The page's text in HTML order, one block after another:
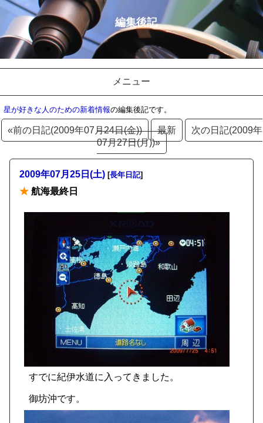
編集後記
メニュー
星が好きな人のための新着情報の編集後記です。
«前の日記(2009年07月24日(金)) 最新
次の日記(2009年
07月27日(月))»
2009年07月25日(土) [長年日記]
★ 航海最終日
すでに紀伊水道に入ってきました。
御坊沖です。